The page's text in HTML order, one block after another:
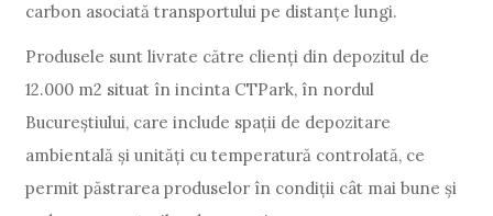
carbon asociată transportului pe distanțe lungi.
Produsele sunt livrate către clienți din depozitul de
12.000 m2 situat în incinta CTPark, în nordul
Bucureștiului, care include spații de depozitare
ambientală și unități cu temperatură controlată, ce
permit păstrarea produselor în condiții cât mai bune și